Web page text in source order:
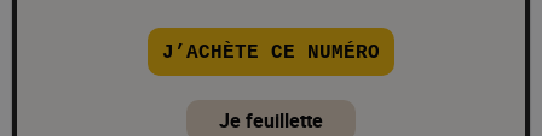
J’ACHÈTE CE NUMÉRO
Je feuillette